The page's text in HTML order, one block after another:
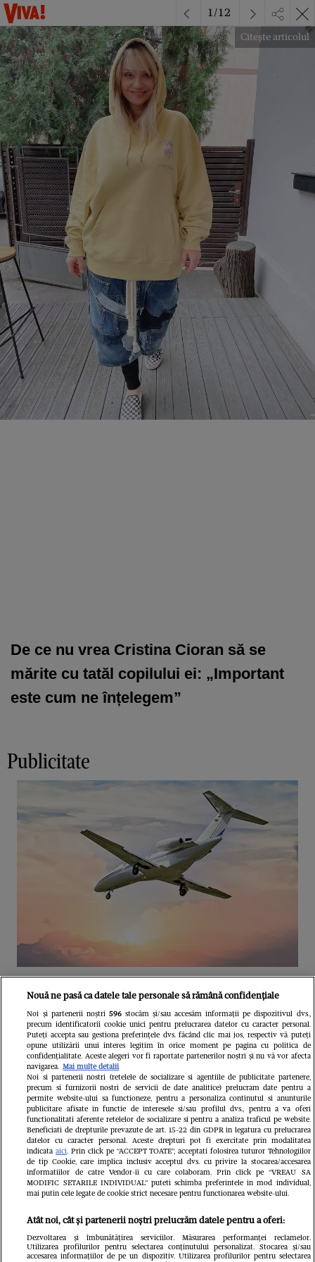
De ce nu vrea Cristina Cioran să se
mărite cu tatăl copilului ei: „Important
este cum ne înțelegem”
Citește articolul
1/12
Publicitate
Unul dintre cele mai folosite
aeroporturi din Europa își închide
complet porțile timp de trei luni.
Milioane de pasageri, afectați
Nouă ne pasă ca datele tale personale să rămână confidențiale
Noi și partenerii noștri 596stocăm și/sau accesăm informații pe dispozitivul dvs.,
precum identificatorii cookie unici pentru prelucrarea datelor cu caracter personal.
Puteți accepta sau gestiona preferințele dvs. făcând clic mai jos, respectiv vă puteți
opune utilizării unui interes legitim în orice moment pe pagina cu politica de
confidențialitate. Aceste alegeri vor fi raportate partenerilor noștri și nu vă vor afecta
navigarea. Mai multe detalii
Noi si partenerii nostri (retelele de socializare si agentiile de publicitate partenere,
precum si furnizorii nostri de servicii de date analitice) prelucram date pentru a
permite website-ului sa functioneze, pentru a personaliza continutul si anunturile
publicitare afisate in functie de interesele si/sau profilul dvs., pentru a va oferi
functionalitati aferente retelelor de socializare si pentru a analiza traficul pe website.
Beneficiati de drepturile prevazute de art. 15-22 din GDPR in legatura cu prelucrarea
datelor cu caracter personal. Aceste drepturi pot fi exercitate prin modalitatea
indicataaici. Prin click pe “ACCEPT TOATE”, acceptati folosirea tuturor Tehnologiilor
de tip Cookie, care implica inclusiv acceptul dvs. cu privire la stocarea/accesarea
informatiilor de catre Vendor-ii cu care colaboram. Prin click pe “VREAU SA
MODIFIC SETARILE INDIVIDUAL” puteti schimba preferintele in mod individual,
mai putin cele legate de cookie strict necesare pentru functionarea website-ului.
Atât noi, cât și partenerii noștri prelucrăm datele pentru a oferi:
Dezvoltarea și îmbunătățirea serviciilor. Măsurarea performanței reclamelor.
Utilizarea profilurilor pentru selectarea conținutului personalizat. Stocarea și/sau
accesarea informațiilor de pe un dispozitiv. Utilizarea profilurilor pentru selectarea